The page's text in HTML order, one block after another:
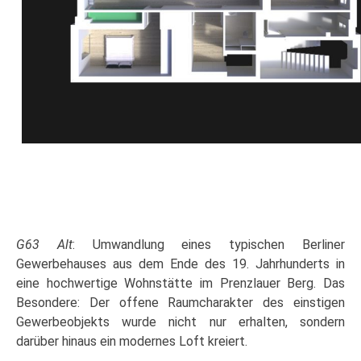
G63 Alt: Umwandlung eines typischen Berliner
Gewerbehauses aus dem Ende des 19. Jahrhunderts in
eine hochwertige Wohnstätte im Prenzlauer Berg. Das
Besondere: Der offene Raumcharakter des einstigen
Gewerbeobjekts wurde nicht nur erhalten, sondern
darüber hinaus ein modernes Loft kreiert.